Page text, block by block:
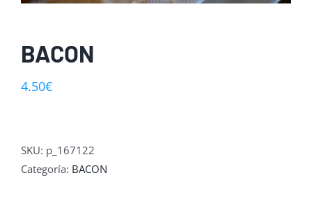
BACON
4.50€
SKU: p_167122
Categoría: BACON